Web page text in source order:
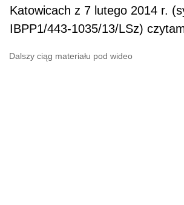
Katowicach z 7 lu­tego 2014 r.
IBPP1/443-1035/13/LSz)
Dalszy ciąg materiału pod wideo